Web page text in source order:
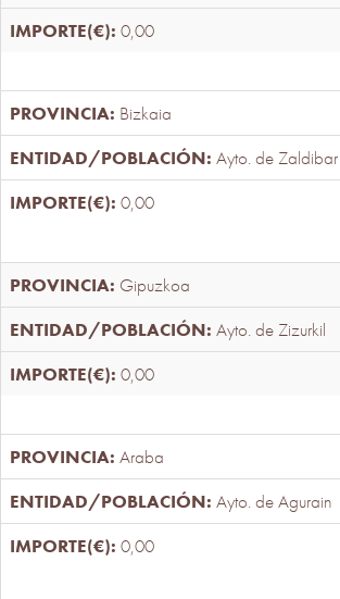
0,00
Bizkaia
Ayto. de Zaldibar
0,00
Gipuzkoa
Ayto. de Zizurkil
0,00
Araba
Ayto. de Agurain
0,00